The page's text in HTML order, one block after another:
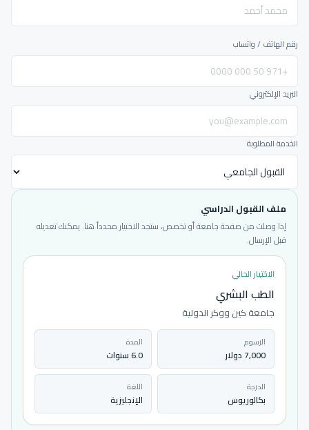
رقم الهاتف / واتساب
البريد الإلكتروني
الخدمة المطلوبة
ملف القبول الدراسي
إذا وصلت من صفحة جامعة أو تخصص، ستجد الاختيار محدداً هنا. يمكنك تعديله
قبل الإرسال.
الاختيار الحالي
الطب البشري
جامعة كين ووكر الدولية
الرسوم
7,000 دولار
المدة
6.0 سنوات
الدرجة
بكالوريوس
اللغة
الإنجليزية